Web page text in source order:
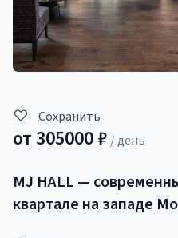
Сохранить
от 305000₽ / день
MJ HALL —
квартале на западе